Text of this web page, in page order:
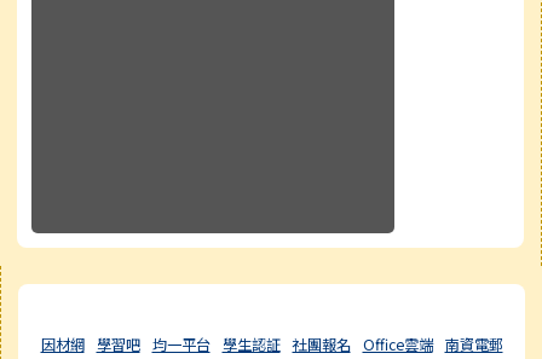
右邊區域內容
因材網 學習吧 均一平台 學生認証 社團報名 Office雲端 南資電郵